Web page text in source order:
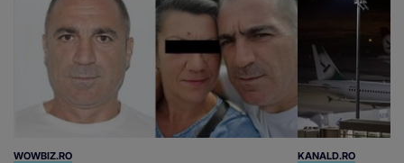
WOWBIZ.RO KANALD.RO